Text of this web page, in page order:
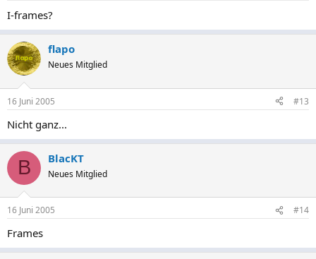
I-frames?
flapo
Neues Mitglied
16 Juni 2005 #13
Nicht ganz...
B BlacKT
Neues Mitglied
16 Juni 2005 #14
Frames